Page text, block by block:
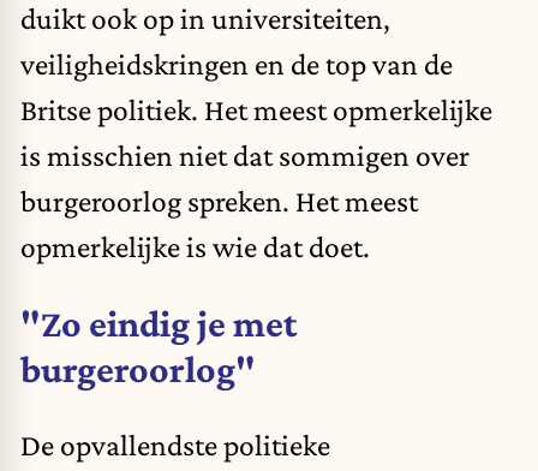
duikt ook op in universiteiten,
veiligheidskringen en de top van de
Britse politiek. Het meest opmerkelijke
is misschien niet dat sommigen over
burgeroorlog spreken. Het meest
opmerkelijke is wie dat doet.
"Zo eindig je met
burgeroorlog"
De opvallendste politieke